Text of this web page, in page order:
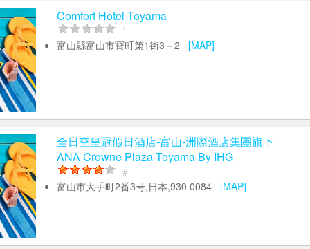
Comfort Hotel Toyama
*
富山縣富山市寶町第1街3－2 [MAP]
全日空皇冠假日酒店-富山-洲際酒店集團旗下
ANA Crowne Plaza Toyama By IHG
#
富山市大手町2番3号,日本,930 0084 [MAP]